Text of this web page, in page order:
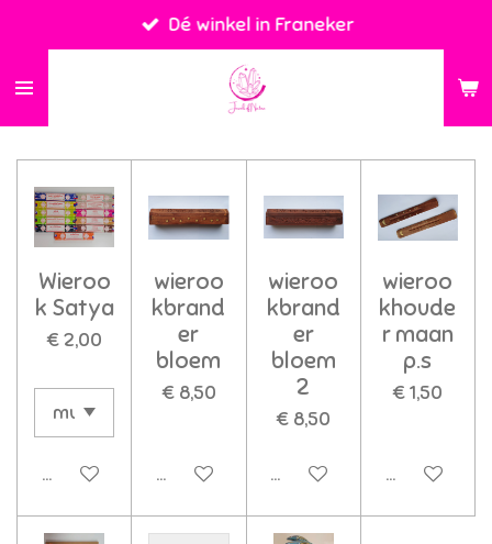
direct
naar
Dé winkel in Franeker
Wieroo
k Satya
€ 2,00
In winkelwagen
wieroo
kbrand
er
bloem
€ 8,50
In winkelwagen
wieroo
kbrand
er
bloem
2
€ 8,50
In winkelwagen
wieroo
khoude
r maan
p.s
€ 1,50
In